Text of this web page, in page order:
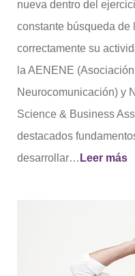
nueva dentro del
constante búsqueda de
correctamente su
la AENENE
Neurocomunicación) y
Science & Business
destacados
desarrollar… Leer más